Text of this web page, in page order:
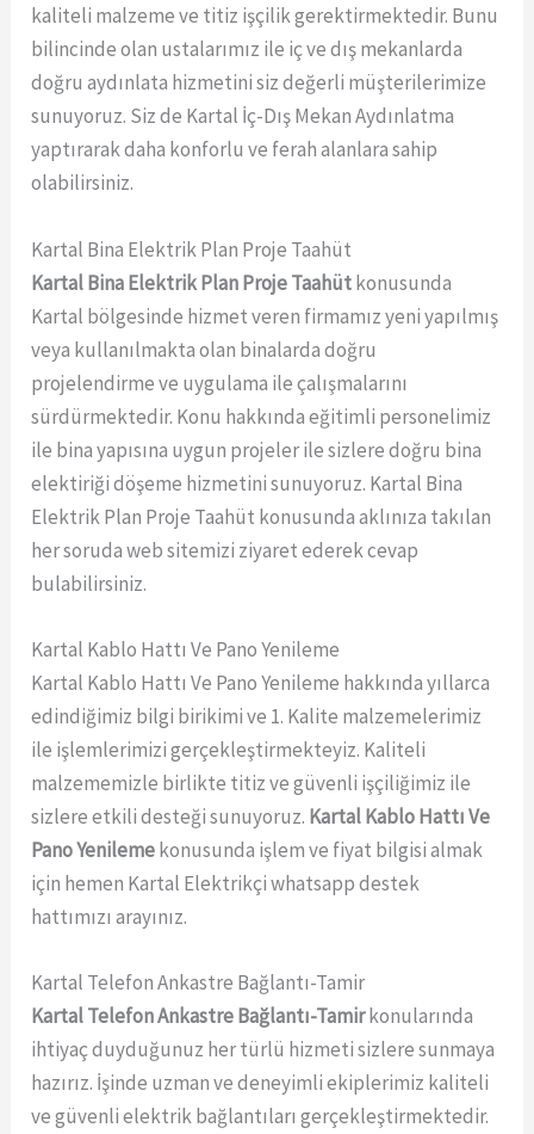
kaliteli malzeme ve titiz işçilik gerektirmektedir. Bunu
bilincinde olan ustalarımız ile iç ve dış mekanlarda
doğru aydınlata hizmetini siz değerli müşterilerimize
sunuyoruz. Siz de Kartal İç-Dış Mekan Aydınlatma
yaptırarak daha konforlu ve ferah alanlara sahip
olabilirsiniz.
Kartal Bina Elektrik Plan Proje Taahüt
Kartal Bina Elektrik Plan Proje Taahütkonusunda
Kartal bölgesinde hizmet veren firmamız yeni yapılmış
veya kullanılmakta olan binalarda doğru
projelendirme ve uygulama ile çalışmalarını
sürdürmektedir. Konu hakkında eğitimli personelimiz
ile bina yapısına uygun projeler ile sizlere doğru bina
elektiriği döşeme hizmetini sunuyoruz. Kartal Bina
Elektrik Plan Proje Taahüt konusunda aklınıza takılan
her soruda web sitemizi ziyaret ederek cevap
bulabilirsiniz.
Kartal Kablo Hattı Ve Pano Yenileme
Kartal Kablo Hattı Ve Pano Yenileme hakkında yıllarca
edindiğimiz bilgi birikimi ve 1. Kalite malzemelerimiz
ile işlemlerimizi gerçekleştirmekteyiz. Kaliteli
malzememizle birlikte titiz ve güvenli işçiliğimiz ile
sizlere etkili desteği sunuyoruz. Kartal Kablo Hattı Ve
Pano Yenilemekonusunda işlem ve fiyat bilgisi almak
için hemen Kartal Elektrikçi whatsapp destek
hattımızı arayınız.
Kartal Telefon Ankastre Bağlantı-Tamir
Kartal Telefon Ankastre Bağlantı-Tamirkonularında
ihtiyaç duyduğunuz her türlü hizmeti sizlere sunmaya
hazırız. İşinde uzman ve deneyimli ekiplerimiz kaliteli
ve güvenli elektrik bağlantıları gerçekleştirmektedir.